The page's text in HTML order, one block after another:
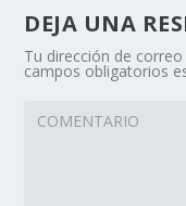
DEJA UNA
Tu dirección de
campos obligatorios